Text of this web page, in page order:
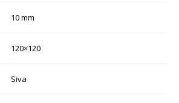
10 mm
120×120
Siva